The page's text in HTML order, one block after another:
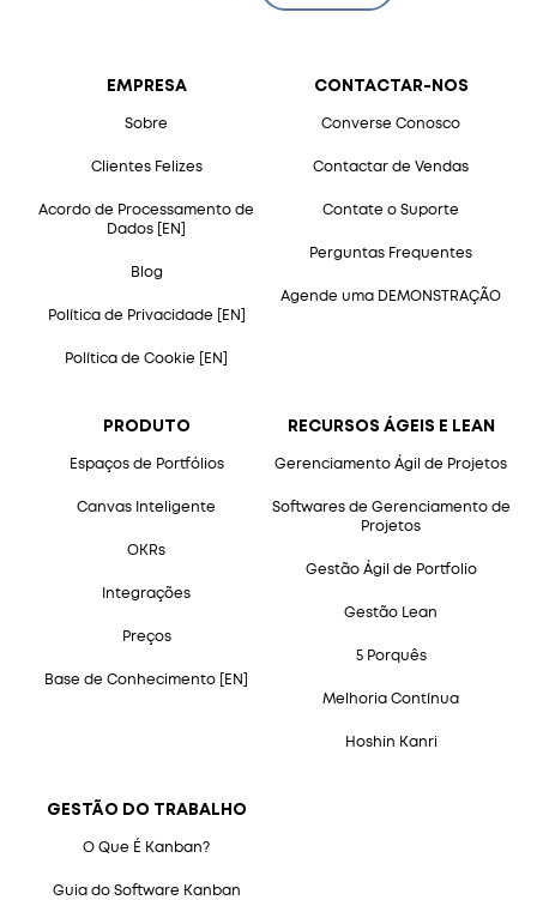
EMPRESA
Sobre
Clientes Felizes
Acordo de Processamento de
Dados [EN]
Blog
Política de Privacidade [EN]
Política de Cookie [EN]
PRODUTO
Espaços de Portfólios
Canvas Inteligente
OKRs
Integrações
Preços
Base de Conhecimento [EN]
GESTÃO DO TRABALHO
O Que É Kanban?
Guia do Software Kanban
RECURSOS ÁGEIS E LEAN
Gerenciamento Ágil de Projetos
Softwares de Gerenciamento de
Projetos
Gestão Ágil de Portfolio
Gestão Lean
5 Porquês
Melhoria Contínua
Hoshin Kanri
CONTACTAR-NOS
Converse Conosco
Contactar de Vendas
Contate o Suporte
Perguntas Frequentes
Agende uma DEMONSTRAÇÃO